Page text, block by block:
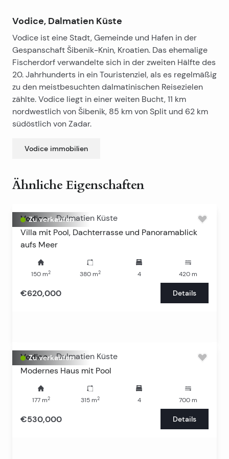
Vodice, Dalmatien Küste
Vodice ist eine Stadt, Gemeinde und Hafen in der
Gespanschaft Šibenik-Knin, Kroatien. Das ehemalige
Fischerdorf verwandelte sich in der zweiten Hälfte des
20. Jahrhunderts in ein Touristenziel, als es regelmäßig
zu den meistbesuchten dalmatinischen Reisezielen
zählte. Vodice liegt in einer weiten Bucht, 11 km
nordwestlich von Šibenik, 85 km von Split und 62 km
südöstlich von Zadar.
Vodice immobilien
Ähnliche Eigenschaften
Zu verkaufen
Vodice - Dalmatien Küste
Villa mit Pool, Dachterrasse und Panoramablick
aufs Meer
150 m2 380m2 4 420 m
€620,000 Details
Zu verkaufen
Vodice - Dalmatien Küste
Modernes Haus mit Pool
177m2 315m2 4 700 m
€530,000 Details